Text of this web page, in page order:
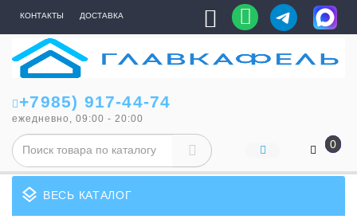
КОНТАКТЫ ДОСТАВКА
+7985) 917-44-74
ежедневно, 09:00 - 20:00
0
layers ВЕСЬ КАТАЛОГ